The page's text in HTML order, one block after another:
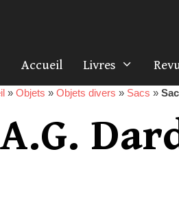
Accueil Livres
» Objets » Objets divers » Sacs »